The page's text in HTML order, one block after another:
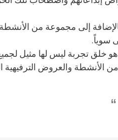
إلى مجموعة من الأنشطة
سوياً.
هو خلق تجربة ليس لها مثيل
الأنشطة والعروض